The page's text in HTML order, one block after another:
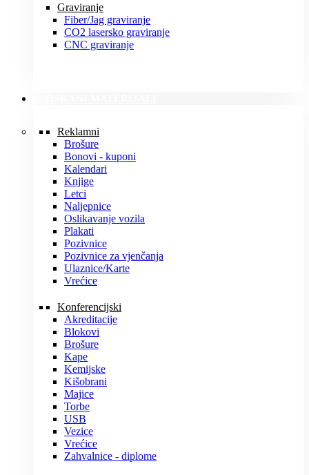
Graviranje
Fiber/Jag graviranje
CO2 lasersko graviranje
CNC graviranje
Reklamni
Brošure
Bonovi - kuponi
Kalendari
Knjige
Letci
Naljepnice
Oslikavanje vozila
Plakati
Pozivnice
Pozivnice za vjenčanja
Ulaznice/Karte
Vrećice
Konferencijski
Akreditacije
Blokovi
Brošure
Kape
Kemijske
Kišobrani
Majice
Torbe
USB
Vezice
Vrećice
Zahvalnice - diplome